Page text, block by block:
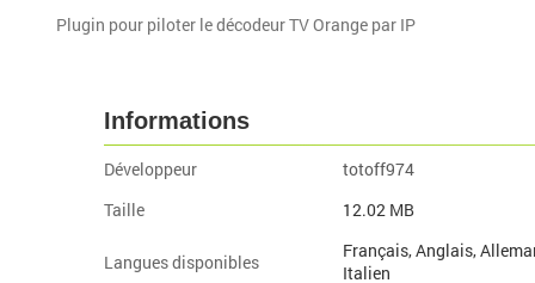
Plugin pour piloter le décodeur TV Orange par IP
Informations
Développeur
totoff974
Taille
12.02 MB
Langues disponibles
Français, Anglais,
Italien